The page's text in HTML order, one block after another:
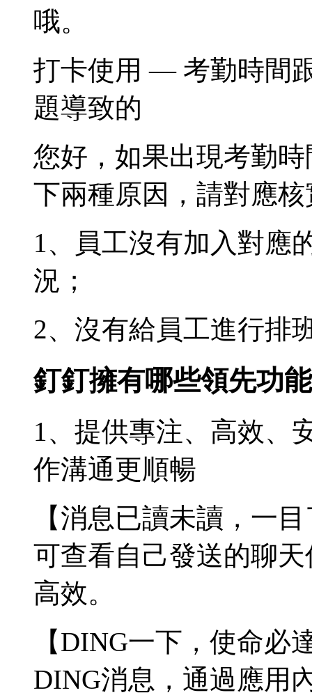
哦。
打卡使用 — 考勤時間
題導致的
您好，如果出現考勤
下兩種原因，請對應核
1、員工沒有加入對應
況；
2、沒有給員工進行排
釘釘擁有哪些領先功能
1、提供專注、高效、
作溝通更順暢
【消息已讀未讀，一
可查看自己發送的聊
高效。
【DING一下，使命必
DING消息，通過應用